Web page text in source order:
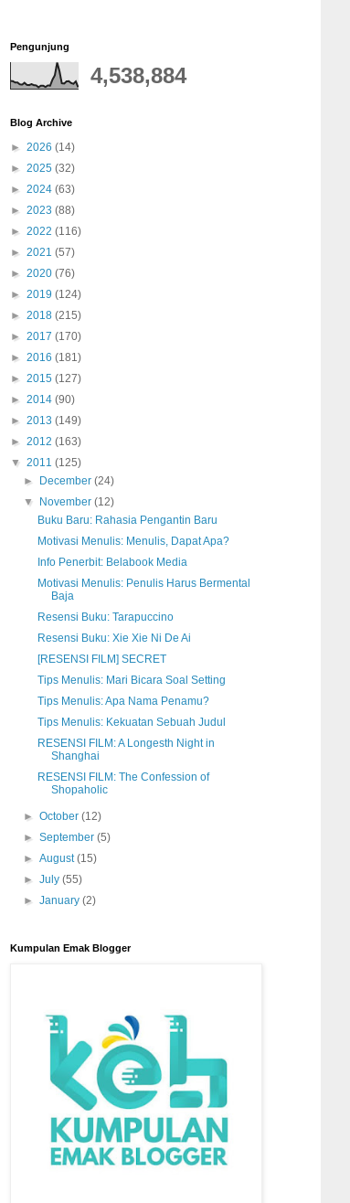
Pengunjung
4,538,884
Blog Archive
► 2026 (14)
► 2025 (32)
► 2024 (63)
► 2023 (88)
► 2022 (116)
► 2021 (57)
► 2020 (76)
► 2019 (124)
► 2018 (215)
► 2017 (170)
► 2016 (181)
► 2015 (127)
► 2014 (90)
► 2013 (149)
► 2012 (163)
▼ 2011 (125)
►
December(24)
▼
November(12)
Buku Baru: Rahasia Pengantin Baru
Motivasi Menulis: Menulis, Dapat Apa?
Info Penerbit: Belabook Media
Motivasi Menulis: Penulis Harus Bermental
Baja
Resensi Buku: Tarapuccino
Resensi Buku: Xie Xie Ni De Ai
[RESENSI FILM] SECRET
Tips Menulis: Mari Bicara Soal Setting
Tips Menulis: Apa Nama Penamu?
Tips Menulis: Kekuatan Sebuah Judul
RESENSI FILM: A Longesth Night in
Shanghai
RESENSI FILM: The Confession of
Shopaholic
►October(12)
►September(5)
►August(15)
►July(55)
►January(2)
Kumpulan Emak Blogger